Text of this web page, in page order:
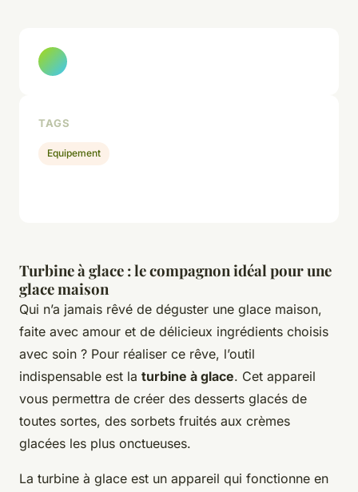
Turbine à glace : le compagnon idéal pour une
glace maison
Qui n’a jamais rêvé de déguster une glace maison,
faite avec amour et de délicieux ingrédients choisis
avec soin ? Pour réaliser ce rêve, l’outil
indispensable est la turbine à glace. Cet appareil
vous permettra de créer des desserts glacés de
toutes sortes, des sorbets fruités aux crèmes
glacées les plus onctueuses.
La turbine à glace est un appareil qui fonctionne en
TAGS
Equipement